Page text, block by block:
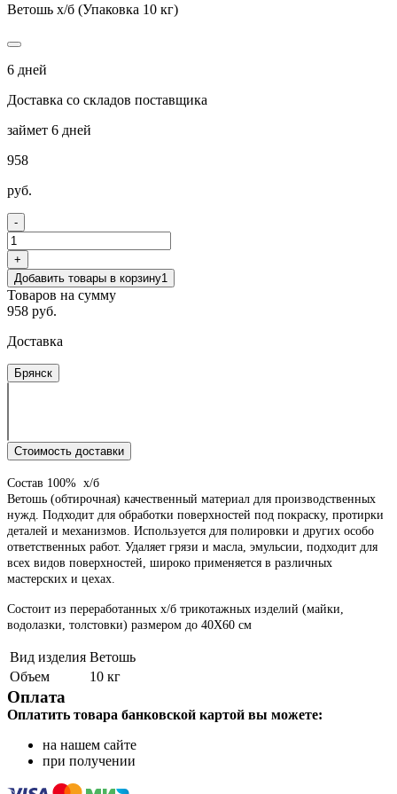
Ветошь х/б (Упаковка 10 кг)
6 дней
Доставка со складов поставщика
займет 6 дней
958
руб.
-
+
Добавить товары в корзину1
Товаров на сумму
958 руб.
Доставка
Брянск
Стоимость доставки
Состав 100% х/б
Ветошь (обтирочная) качественный материал для производственных
нужд. Подходит для обработки поверхностей под покраску, протирки
деталей и механизмов. Используется для полировки и других особо
ответственных работ. Удаляет грязи и масла, эмульсии, подходит для
всех видов поверхностей, широко применяется в различных
мастерских и цехах.
Состоит из переработанных х/б трикотажных изделий (майки,
водолазки, толстовки) размером до 40Х60 см
Вид изделия Ветошь
Объем
10 кг
Оплата
Оплатить товара банковской картой вы можете:
на нашем сайте
при получении